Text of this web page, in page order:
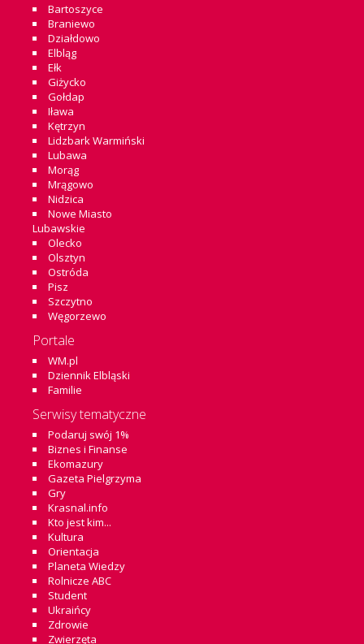
Bartoszyce
Braniewo
Działdowo
Elbląg
Ełk
Giżycko
Gołdap
Iława
Kętrzyn
Lidzbark Warmiński
Lubawa
Morąg
Mrągowo
Nidzica
Nowe Miasto
Lubawskie
Olecko
Olsztyn
Ostróda
Pisz
Szczytno
Węgorzewo
Portale
WM.pl
Dziennik Elbląski
Familie
Serwisy tematyczne
Podaruj swój 1%
Biznes i Finanse
Ekomazury
Gazeta Pielgrzyma
Gry
Krasnal.info
Kto jest kim...
Kultura
Orientacja
Planeta Wiedzy
Rolnicze ABC
Student
Ukraińcy
Zdrowie
Zwierzęta